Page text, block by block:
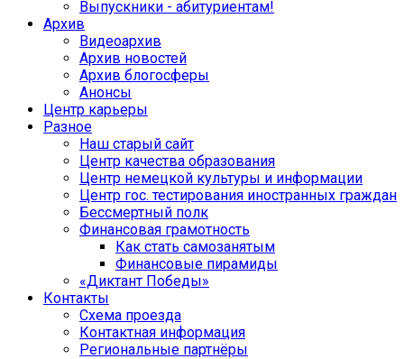
Выпускники - абитуриентам!
Архив
Видеоархив
Архив новостей
Архив блогосферы
Анонсы
Центр карьеры
Разное
Наш старый сайт
Центр качества образования
Центр немецкой культуры и информации
Центр гос. тестирования иностранных граждан
Бессмертный полк
Финансовая грамотность
Как стать самозанятым
Финансовые пирамиды
«Диктант Победы»
Контакты
Схема проезда
Контактная информация
Региональные партнёры